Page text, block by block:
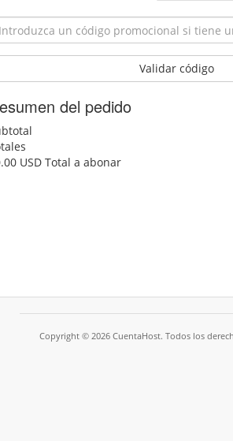
Validar código
del pedido
USD Total a abonar
Copyright © 2026 CuentaHost. Todos los